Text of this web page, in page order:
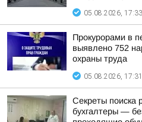
05.08.2026, 17:33
Прокурорами в
выявлено 752
охраны труда
05.08.2026, 17:31
Секреты поиска
бухгалтеры —